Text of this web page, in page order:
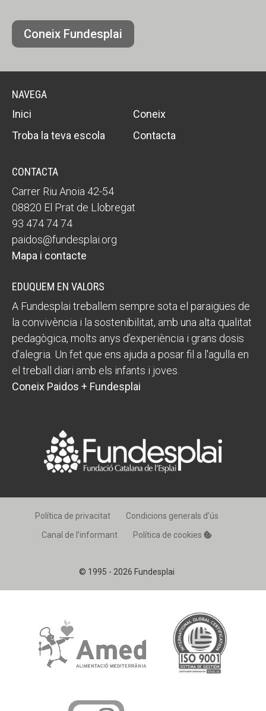
Coneix Fundesplai
NAVEGA
Inici
Coneix
Troba la teva escola
Contacta
CONTACTA
Carrer Riu Anoia 42-54
08820 El Prat de Llobregat
93 474 74 74
paidos@fundesplai.org
Mapa i contacte
EDUQUEM EN VALORS
A Fundesplai treballem sempre sota el paraigües de
la convivència i la sostenibilitat, amb una alta qualitat
pedagògica, molts anys d’experiència i grans dosis
d’alegria. Un fet que ens ajuda a posar fil a l'agulla en
el treball diari amb els infants i joves.
Coneix Paidos + Fundesplai
© 1995 - 2026 Fundesplai
Política de privacitat
Condicions generals d’ús
Canal de l’informant
Política de cookies